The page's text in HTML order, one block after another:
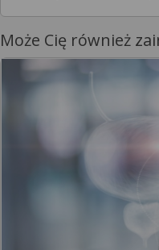
Może Cię również